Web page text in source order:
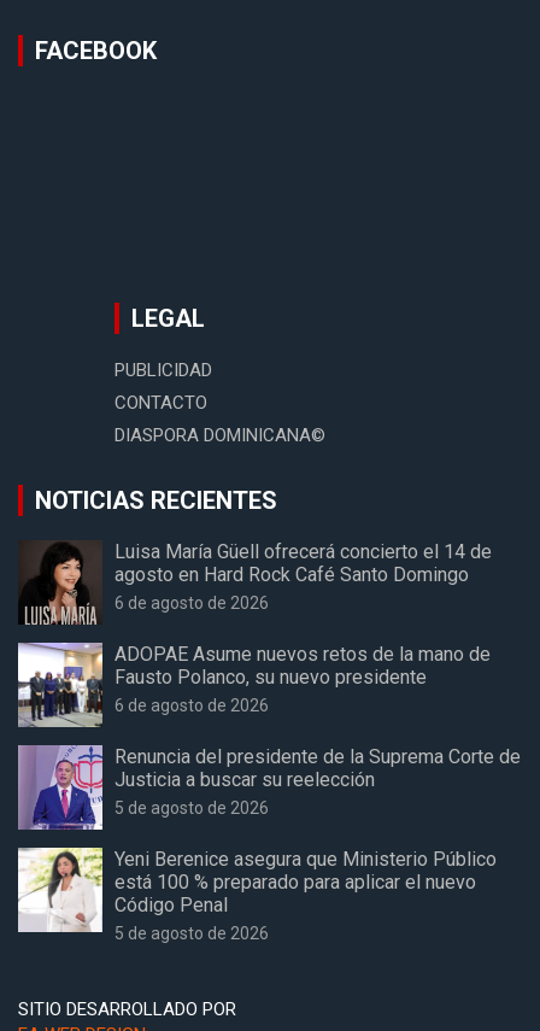
FACEBOOK
LEGAL
PUBLICIDAD
CONTACTO
DIASPORA DOMINICANA©
NOTICIAS RECIENTES
Luisa María Güell ofrecerá concierto el 14 de
agosto en Hard Rock Café Santo Domingo
6 de agosto de 2026
ADOPAE Asume nuevos retos de la mano de
Fausto Polanco, su nuevo presidente
6 de agosto de 2026
Renuncia del presidente de la Suprema Corte de
Justicia a buscar su reelección
5 de agosto de 2026
Yeni Berenice asegura que Ministerio Público
está 100 % preparado para aplicar el nuevo
Código Penal
5 de agosto de 2026
SITIO DESARROLLADO POR